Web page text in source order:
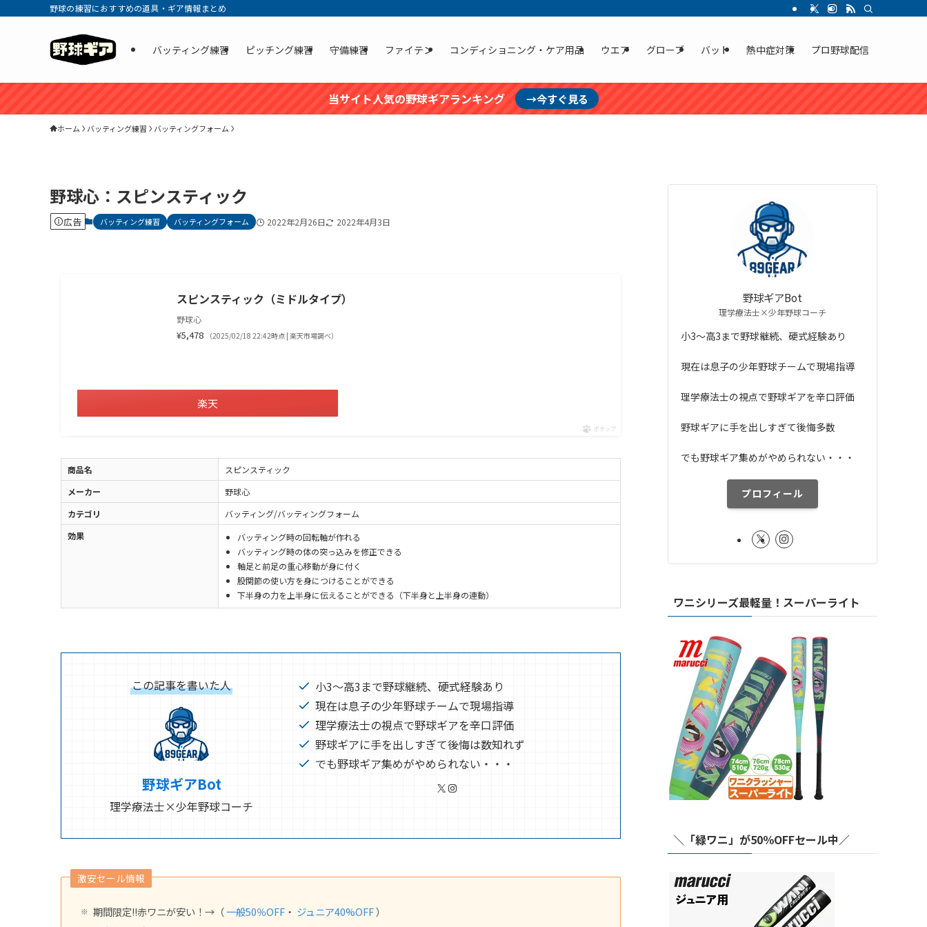
野球の練習におすすめの道具・ギア情報まとめ
バッティング練習 ピッチング練習 守備練習 ファイテン コンディショニング・ケア用品 ウエア グローブ バット 熱中症対策 プロ野球配信
当サイト人気の野球ギアランキング →今すぐ見る
ホーム バッティング練習 バッティングフォーム
野球心：スピンスティック
広告 バッティング練習 バッティングフォーム 2022年2月26日 2022年4月3日
スピンスティック（ミドルタイプ）
野球心
¥5,478 （2025/02/18 22:42時点 | 楽天市場調べ）
楽天
ポチップ
商品名
スピンスティック
メーカー
野球心
カテゴリ
バッティング/バッティングフォーム
効果
バッティング時の回転軸が作れる
バッティング時の体の突っ込みを修正できる
軸足と前足の重心移動が身に付く
股関節の使い方を身につけることができる
下半身の力を上半身に伝えることができる（下半身と上半身の連動）
この記事を書いた人
野球ギアBot
理学療法士×少年野球コーチ
小3〜高3まで野球継続、硬式経験あり
現在は息子の少年野球チームで現場指導
理学療法士の視点で野球ギアを辛口評価
野球ギアに手を出しすぎて後悔は数知れず
でも野球ギア集めがやめられない・・・
X Instagram
激安セール情報
期間限定!!赤ワニが安い！→（一般50％OFF・ ジュニア40%OFF）
野球ギアBot
理学療法士×少年野球コーチ
小3〜高3まで野球継続、硬式経験あり
現在は息子の少年野球チームで現場指導
理学療法士の視点で野球ギアを辛口評価
野球ギアに手を出しすぎて後悔多数
でも野球ギア集めがやめられない・・・
プロフィール
ワニシリーズ最軽量！スーパーライト
＼「緑ワニ」が50％OFFセール中／